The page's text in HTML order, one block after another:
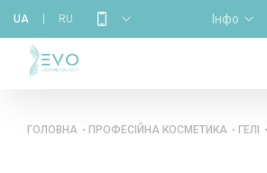
UA RU Інфо
ГОЛОВНА
НАС
МАГАЗИН
НАВЧАННЯ
ГОЛОВНА ПРОФЕСІЙНА КОСМЕТИКА ГЕЛІ